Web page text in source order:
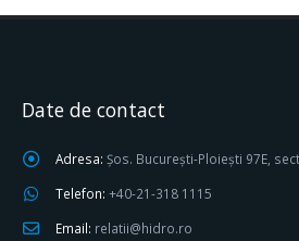
Date de contact
Adresa: Șos. București-Ploiești 97E,
Telefon: +40-21-318 1115
Email: relatii@hidro.ro